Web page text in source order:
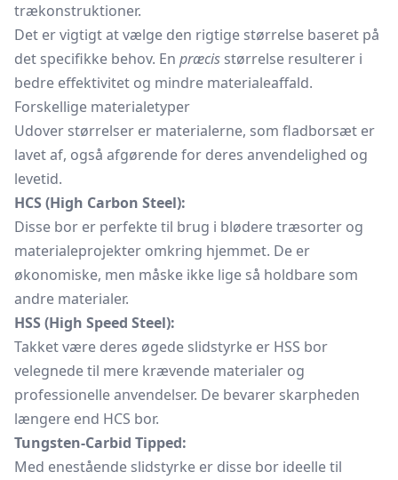
trækonstruktioner.
Det er vigtigt at vælge den rigtige størrelse baseret på
det specifikke behov. En præcis størrelse resulterer i
bedre effektivitet og mindre materialeaffald.
Forskellige materialetyper
Udover størrelser er materialerne, som fladborsæt er
lavet af, også afgørende for deres anvendelighed og
levetid.
HCS (High Carbon Steel):
Disse bor er perfekte til brug i blødere træsorter og
materialeprojekter omkring hjemmet. De er
økonomiske, men måske ikke lige så holdbare som
andre materialer.
HSS (High Speed Steel):
Takket være deres øgede slidstyrke er HSS bor
velegnede til mere krævende materialer og
professionelle anvendelser. De bevarer skarpheden
længere end HCS bor.
Tungsten-Carbid Tipped:
Med enestående slidstyrke er disse bor ideelle til